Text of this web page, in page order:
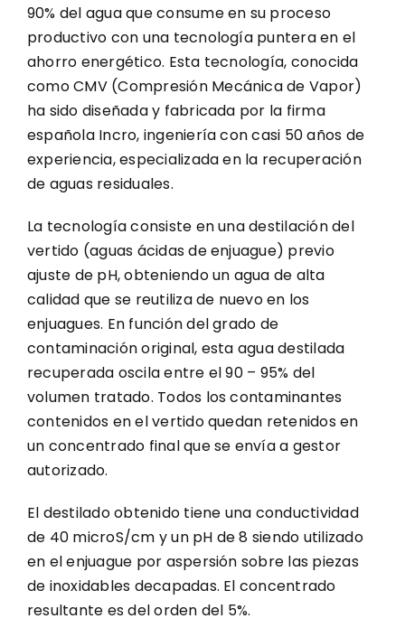
90% del agua que consume en su proceso
productivo con una tecnología puntera en el
ahorro energético. Esta tecnología, conocida
como CMV (Compresión Mecánica de Vapor)
ha sido diseñada y fabricada por la firma
española Incro, ingeniería con casi 50 años de
experiencia, especializada en la recuperación
de aguas residuales.
La tecnología consiste en una destilación del
vertido (aguas ácidas de enjuague) previo
ajuste de pH, obteniendo un agua de alta
calidad que se reutiliza de nuevo en los
enjuagues. En función del grado de
contaminación original, esta agua destilada
recuperada oscila entre el 90 – 95% del
volumen tratado. Todos los contaminantes
contenidos en el vertido quedan retenidos en
un concentrado final que se envía a gestor
autorizado.
El destilado obtenido tiene una conductividad
de 40 microS/cm y un pH de 8 siendo utilizado
en el enjuague por aspersión sobre las piezas
de inoxidables decapadas. El concentrado
resultante es del orden del 5%.